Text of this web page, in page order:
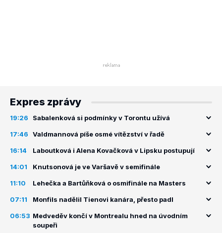
Expres zprávy
19:26 Sabalenková si podmínky v Torontu užívá
17:46 Valdmannová píše osmé vítězství v řadě
16:14 Laboutková i Alena Kovačková v Lipsku postupují
14:01 Knutsonová je ve Varšavě v semifinále
11:10 Lehečka a Bartůňková o osmifinále na Masters
07:11 Monfils nadělil Tienovi kanára, přesto padl
06:53 Medveděv končí v Montrealu hned na úvodním
soupeři